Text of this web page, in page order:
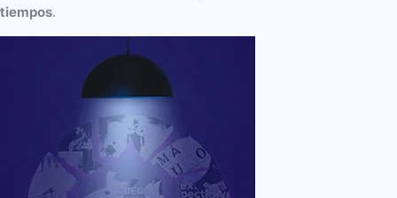
tiempos.